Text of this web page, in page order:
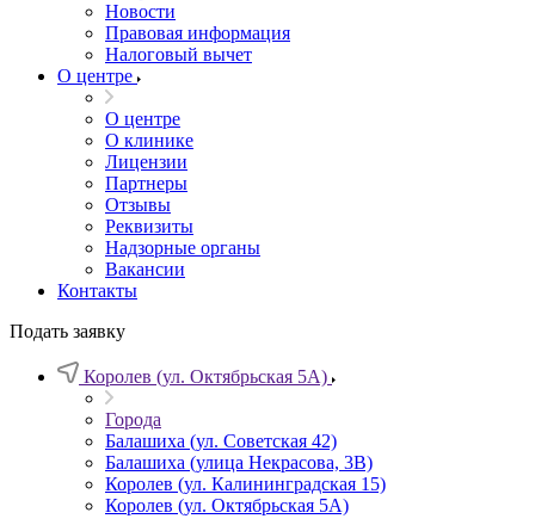
Новости
Правовая информация
Налоговый вычет
О центре
О центре
О клинике
Лицензии
Партнеры
Отзывы
Реквизиты
Надзорные органы
Вакансии
Контакты
Подать заявку
Королев (ул. Октябрьская 5А)
Города
Балашиха (ул. Советская 42)
Балашиха (улица Некрасова, 3В)
Королев (ул. Калининградская 15)
Королев (ул. Октябрьская 5А)